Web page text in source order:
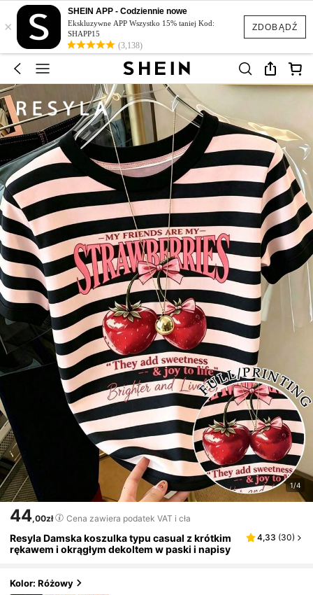
ZDOBĄDŹ
×
SHEIN APP - Codziennie nowe
Ekskluzywne APP Wszystko 15% taniej Kod:
SHAPP15
(3,138)
1/4
44,00zł Cena zawiera podatek VAT i cła
Resyla Damska koszulka typu casual z krótkim
rękawem i okrągłym dekoltem w paski i napisy
4,33 (30)
Kolor: Różowy